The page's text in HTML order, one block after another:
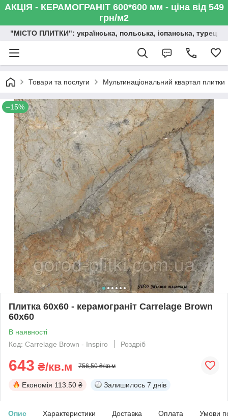
АКЦІЯ - КЕРАМОГРАНІТ 600*600 мм - ціна від 549
грн/м2
"МІСТО ПЛИТКИ": українська, польська, іспанська,
Товари та послуги Мультинаціональний квартал плитки
–15%
Плитка 60х60 - керамограніт Carrelage Brown
60x60
В наявності
Код: Carrelage Brown - Inspiro
Роздріб
643 ₴/кв.м 756,50 ₴/кв.м
Економія 113.50 ₴ Залишилось 7 днів
Опис Характеристики Доставка Оплата Умови